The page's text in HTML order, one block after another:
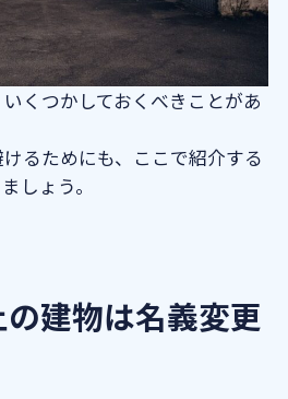
くつかしておくべきことがあ
るためにも、ここで紹介する
しょう。
建物は名義変更